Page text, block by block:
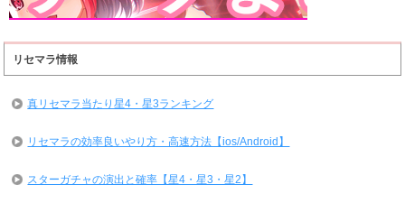
リセマラ情報
真リセマラ当たり星4・星3ランキング
リセマラの効率良いやり方・高速方法【ios/Android】
スターガチャの演出と確率【星4・星3・星2】